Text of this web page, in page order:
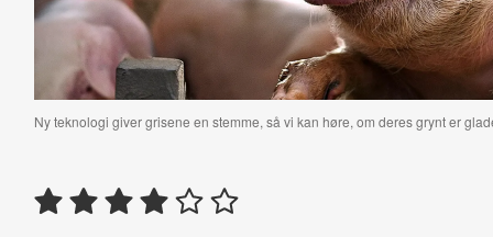
Ny teknologi giver grisene en stemme, så vi kan høre, om deres grynt er